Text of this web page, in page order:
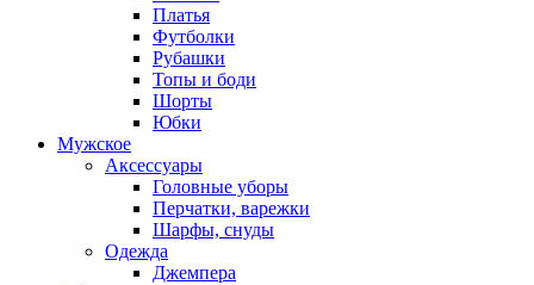
Платья
Футболки
Рубашки
Топы и боди
Шорты
Юбки
Мужское
Аксессуары
Головные уборы
Перчатки, варежки
Шарфы, снуды
Одежда
Джемпера